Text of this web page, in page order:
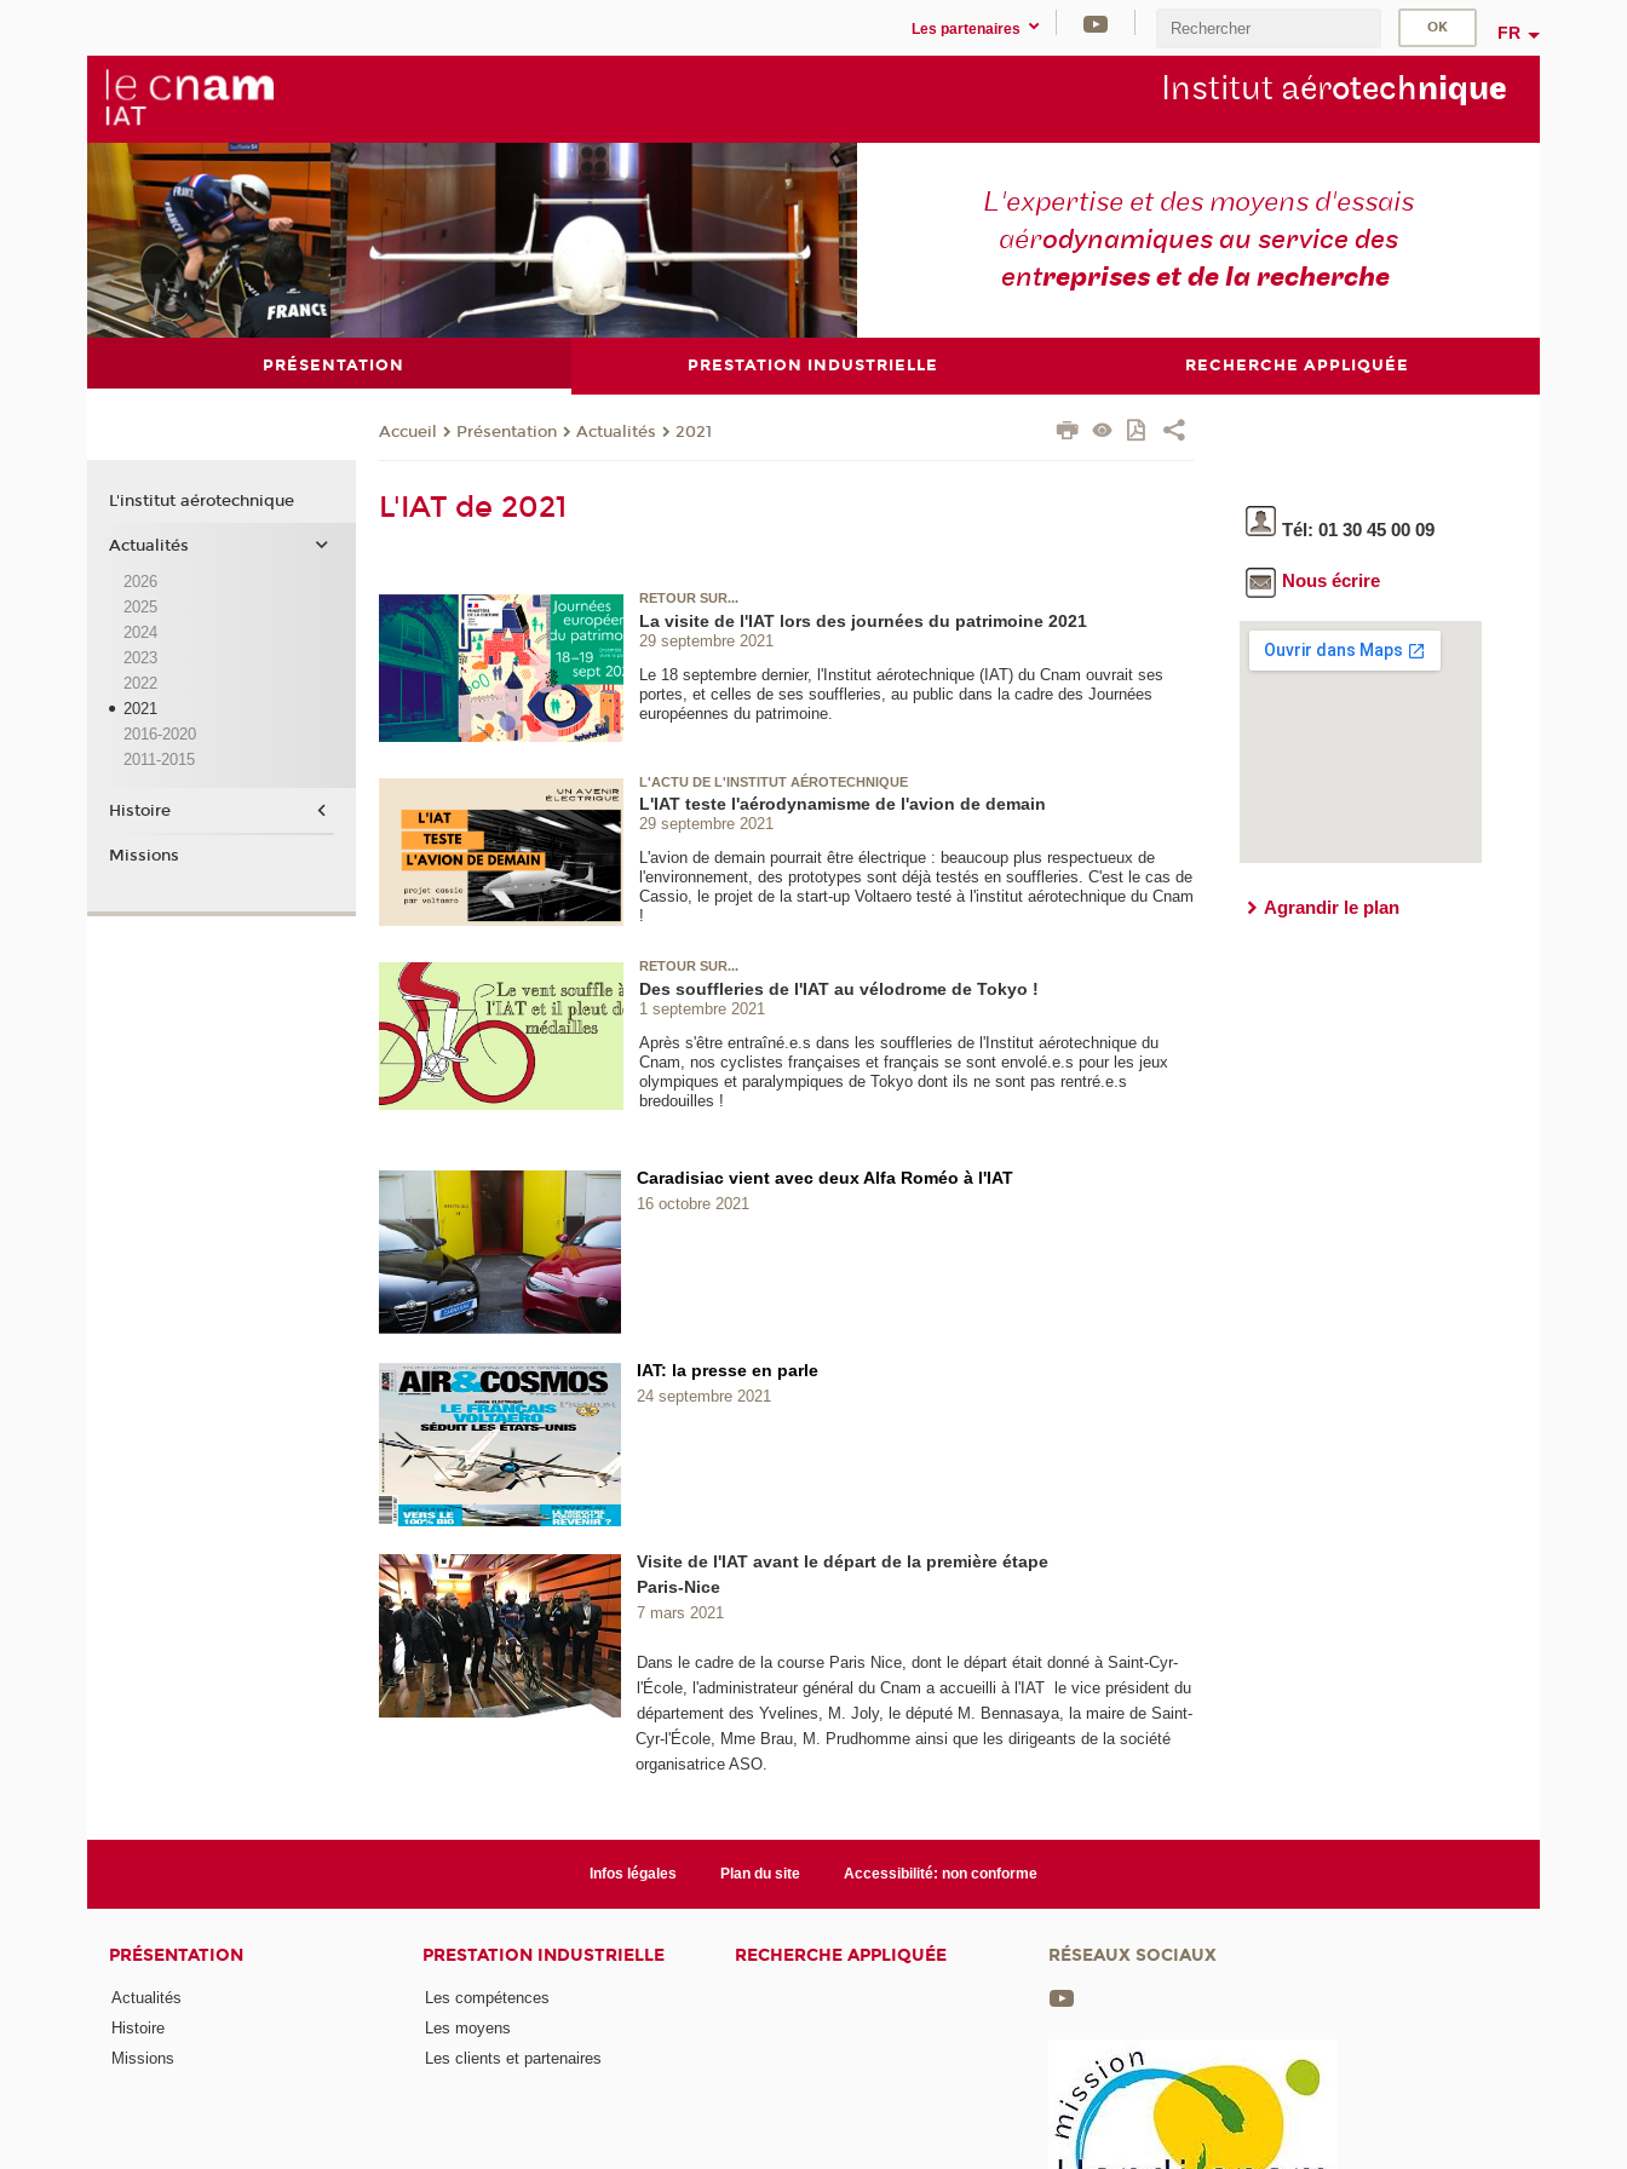
Les partenaires FR
Institut aérotechnique
L'expertise et des moyens d'essais
aérodynamiques au service des
entreprises et de la recherche
PRÉSENTATION PRESTATION INDUSTRIELLE RECHERCHE APPLIQUÉE
Accueil Présentation Actualités 2021
L'IAT de 2021
RETOUR SUR...
La visite de l'IAT lors des journées du patrimoine 2021
29 septembre 2021
Le 18 septembre dernier, l'Institut aérotechnique (IAT) du Cnam ouvrait ses
portes, et celles de ses souffleries, au public dans la cadre des Journées
européennes du patrimoine.
L'ACTU DE L'INSTITUT AÉROTECHNIQUE
L'IAT teste l'aérodynamisme de l'avion de demain
29 septembre 2021
L'avion de demain pourrait être électrique : beaucoup plus respectueux de
l'environnement, des prototypes sont déjà testés en souffleries. C'est le cas de
Cassio, le projet de la start-up Voltaero testé à l'institut aérotechnique du Cnam
!
RETOUR SUR...
Des souffleries de l'IAT au vélodrome de Tokyo !
1 septembre 2021
Après s'être entraîné.e.s dans les souffleries de l'Institut aérotechnique du
Cnam, nos cyclistes françaises et français se sont envolé.e.s pour les jeux
olympiques et paralympiques de Tokyo dont ils ne sont pas rentré.e.s
bredouilles !
Caradisiac vient avec deux Alfa Roméo à l'IAT
16 octobre 2021
IAT: la presse en parle
24 septembre 2021
Visite de l'IAT avant le départ de la première étape
Paris-Nice
7 mars 2021
Dans le cadre de la course Paris Nice, dont le départ était donné à Saint-Cyr-
l'École, l'administrateur général du Cnam a accueilli à l'IAT le vice président du
département des Yvelines, M. Joly, le député M. Bennasaya, la maire de Saint-
Cyr-l'École, Mme Brau, M. Prudhomme ainsi que les dirigeants de la société
organisatrice ASO.
Tél: 01 30 45 00 09
Nous écrire
Agrandir le plan
L'institut aérotechnique
Actualités
2026
2025
2024
2023
2022
2021
2016-2020
2011-2015
Histoire
Missions
Infos légales Plan du site Accessibilité: non conforme
PRÉSENTATION
Actualités
Histoire
Missions
PRESTATION INDUSTRIELLE
Les compétences
Les moyens
Les clients et partenaires
RECHERCHE APPLIQUÉE RÉSEAUX SOCIAUX